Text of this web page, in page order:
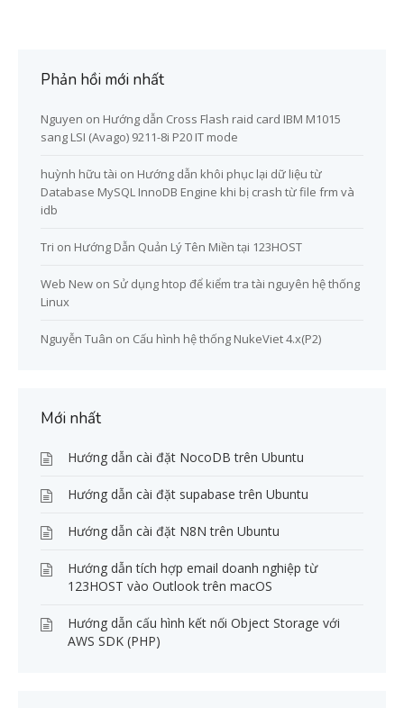
Phản hồi mới nhất
Nguyen on Hướng dẫn Cross Flash raid card IBM M1015
sang LSI (Avago) 9211-8i P20 IT mode
huỳnh hữu tài on Hướng dẫn khôi phục lại dữ liệu từ
Database MySQL InnoDB Engine khi bị crash từ file frm và
idb
Tri on Hướng Dẫn Quản Lý Tên Miền tại 123HOST
Web New on Sử dụng htop để kiểm tra tài nguyên hệ thống
Linux
Nguyễn Tuân on Cấu hình hệ thống NukeViet 4.x(P2)
Mới nhất
Hướng dẫn cài đặt NocoDB trên Ubuntu
Hướng dẫn cài đặt supabase trên Ubuntu
Hướng dẫn cài đặt N8N trên Ubuntu
Hướng dẫn tích hợp email doanh nghiệp từ
123HOST vào Outlook trên macOS
Hướng dẫn cấu hình kết nối Object Storage với
AWS SDK (PHP)